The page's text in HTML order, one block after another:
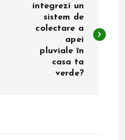
integrezi un
sistem de
colectare a
apei
pluviale în
casa ta
verde?